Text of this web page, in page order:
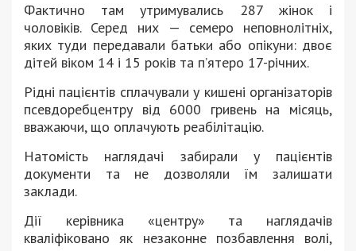
Фактично там утримувались 287 жінок і
чоловіків. Серед них — семеро неповнолітніх,
яких туди передавали батьки або опікуни: двоє
дітей віком 14 і 15 років та п’ятеро 17-річних.
Рідні пацієнтів сплачували у кишені організаторів
псевдоребцентру від 6000 гривень на місяць,
вважаючи, що оплачують реабілітацію.
Натомість наглядачі забирали у пацієнтів
документи та не дозволяли їм залишати
заклади.
Дії керівника «центру» та наглядачів
кваліфіковано як незаконне позбавлення волі,